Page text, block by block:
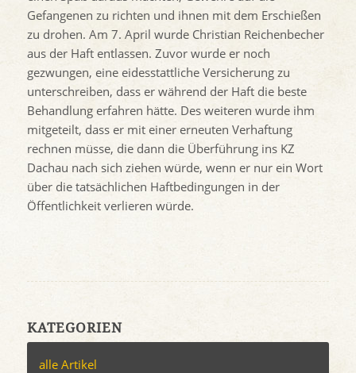
Gefangenen zu richten und ihnen mit dem Erschießen
zu drohen. Am 7. April wurde Christian Reichenbecher
aus der Haft entlassen. Zuvor wurde er noch
gezwungen, eine eidesstattliche Versicherung zu
unterschreiben, dass er während der Haft die beste
Behandlung erfahren hätte. Des weiteren wurde ihm
mitgeteilt, dass er mit einer erneuten Verhaftung
rechnen müsse, die dann die Überführung ins KZ
Dachau nach sich ziehen würde, wenn er nur ein Wort
über die tatsächlichen Haftbedingungen in der
Öffentlichkeit verlieren würde.
KATEGORIEN
alle Artikel